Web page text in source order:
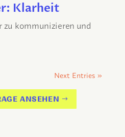
Klarheit
zu kommunizieren und
Next Entries »
ANSEHEN